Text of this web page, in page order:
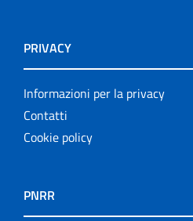
PRIVACY
Informazioni per la privacy
Contatti
Cookie policy
PNRR